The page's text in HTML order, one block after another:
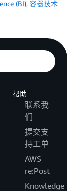
(BI), 容器技术
帮助
联系我
们
提交支
持工单
AWS
re:Post
Knowledge